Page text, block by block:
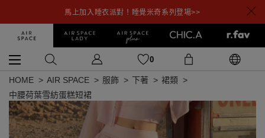
馬上加入睡衣派對！睡覺米奇系列登場>>
0
HOME AIR SPACE 服飾 下著
裙類
中腰荷葉雪紡蛋糕短裙